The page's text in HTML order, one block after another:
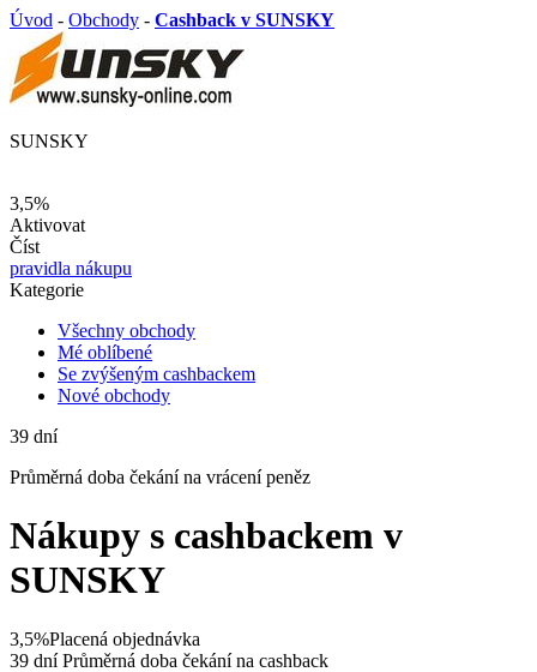
Úvod - Obchody - Cashback v SUNSKY
SUNSKY
3,5%
Aktivovat
Číst
pravidla nákupu
Kategorie
Všechny obchody
Mé oblíbené
Se zvýšeným cashbackem
Nové obchody
39 dní
Průměrná doba čekání na vrácení peněz
Nákupy s cashbackem v
SUNSKY
3,5%Placená objednávka
39 dní Průměrná doba čekání na cashback